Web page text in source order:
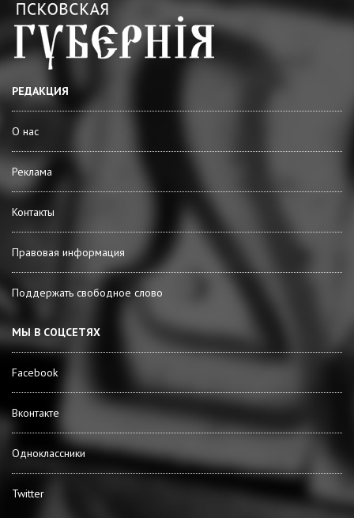
РЕДАКЦИЯ
О нас
Реклама
Контакты
Правовая информация
Поддержать свободное слово
МЫ В СОЦСЕТЯХ
Facebook
Вконтакте
Одноклассники
Twitter